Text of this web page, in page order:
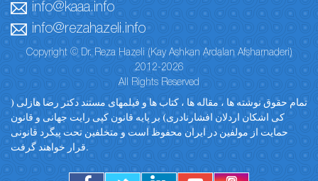
info@kaaa.info
info@rezahazeli.info
Copyright © Dr. Reza Hazeli (Kay Ashkan Ardalan Afsharnaderi)
2012-2026
All Rights Reserved
تمام حقوق نوشته ها ، مقاله ها ، کتاب ها و فیلمهای مستند دکتر رضا هازلی (
کی اشکان اردلان افشارنادری) بر پایه قانون کپی رایت جهانی و قانون
حمایت از مولفین در ایران محفوظ است و متخلفین تحت پیگرد قانونی
قرار خواهند گرفت.